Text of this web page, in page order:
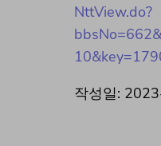
NttView.do?
작성일: